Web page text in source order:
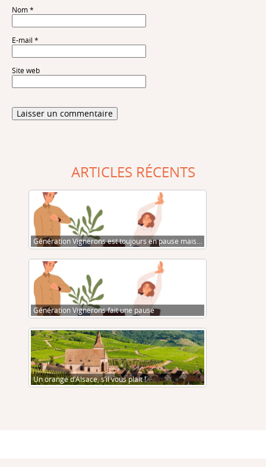
Nom *
E-mail *
Site web
ARTICLES RÉCENTS
Génération Vignerons est toujours en pause mais…
Génération Vignerons fait une pause
Un orange d’Alsace, s’il vous plait !